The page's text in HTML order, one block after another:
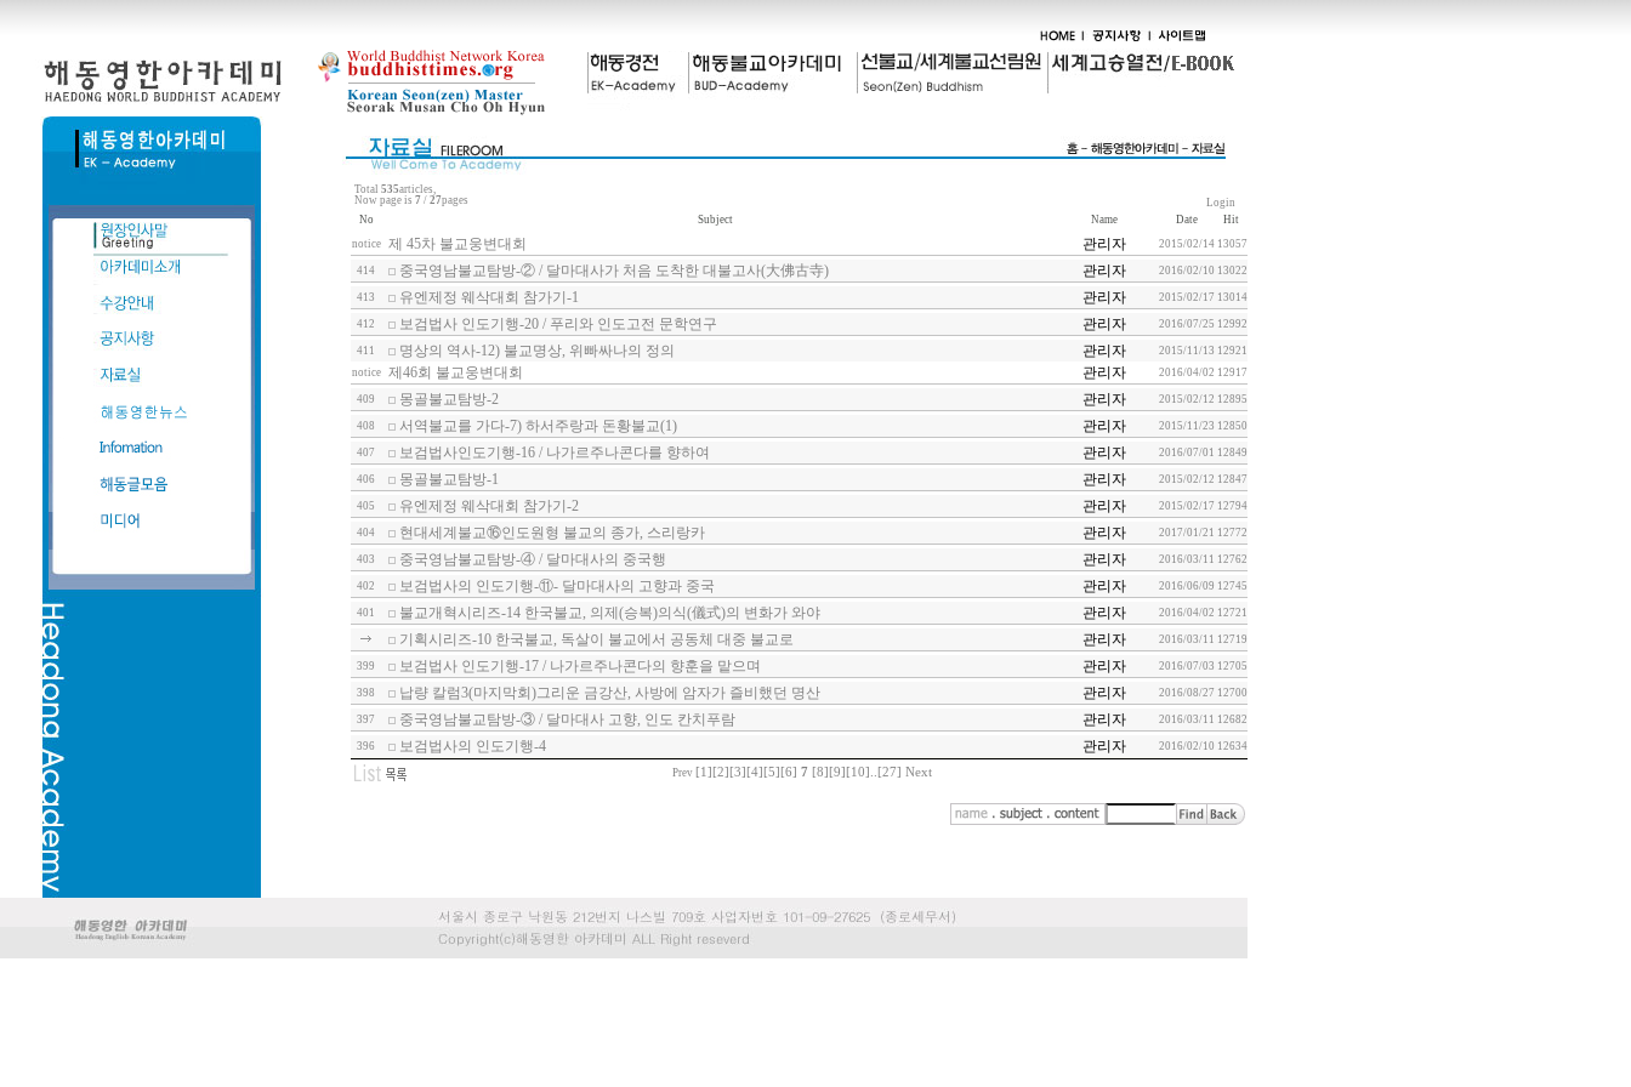
Total 535articles,
Now page is 7 / 27pages
Login
No
Subject Name Date
Hit
notice
제 45차 불교웅변대회 관리자 2015/02/14 13057
414 중국영남불교탐방-② / 달마대사가 처음 도착한 대불고사(大佛古寺) 관리자 2016/02/10 13022
413 유엔제정 웨삭대회 참가기-1 관리자 2015/02/17 13014
412 보검법사 인도기행-20 / 푸리와 인도고전 문학연구 관리자 2016/07/25 12992
411 명상의 역사-12) 불교명상, 위빠싸나의 정의 관리자 2015/11/13 12921
notice
제46회 불교웅변대회 관리자 2016/04/02 12917
409 몽골불교탐방-2 관리자 2015/02/12 12895
408 서역불교를 가다-7) 하서주랑과 돈황불교(1) 관리자 2015/11/23 12850
407 보검법사인도기행-16 / 나가르주나콘다를 향하여 관리자 2016/07/01 12849
406 몽골불교탐방-1 관리자 2015/02/12 12847
405 유엔제정 웨삭대회 참가기-2 관리자 2015/02/17 12794
404 현대세계불교⑯인도원형 불교의 종가, 스리랑카 관리자 2017/01/21 12772
403 중국영남불교탐방-④ / 달마대사의 중국행 관리자 2016/03/11 12762
402 보검법사의 인도기행-⑪- 달마대사의 고향과 중국 관리자 2016/06/09 12745
401 불교개혁시리즈-14 한국불교, 의제(승복)의식(儀式)의 변화가 와야 관리자 2016/04/02 12721
기획시리즈-10 한국불교, 독살이 불교에서 공동체 대중 불교로 관리자 2016/03/11 12719
399 보검법사 인도기행-17 / 나가르주나콘다의 향훈을 맡으며 관리자 2016/07/03 12705
398 납량 칼럼3(마지막회)그리운 금강산, 사방에 암자가 즐비했던 명산 관리자 2016/08/27 12700
397 중국영남불교탐방-③ / 달마대사 고향, 인도 칸치푸람 관리자 2016/03/11 12682
396 보검법사의 인도기행-4 관리자 2016/02/10 12634
Prev [1] [2] [3] [4] [5] [6] 7 [8] [9] [10] [27] Next